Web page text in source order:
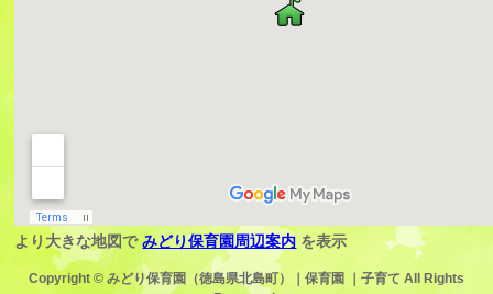
より大きな地図でみどり保育園周辺案内 を表示
Copyright © みどり保育園（徳島県北島町）｜保育園 ｜子育て All Rights